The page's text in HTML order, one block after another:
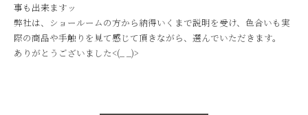
事も出来ますッ
弊社は、ショールームの方から納得いくまで説明を受け、色合いも実
際の商品や手触りを見て感じて頂きながら、選んでいただきます。
ありがとうございました<(_ _)>